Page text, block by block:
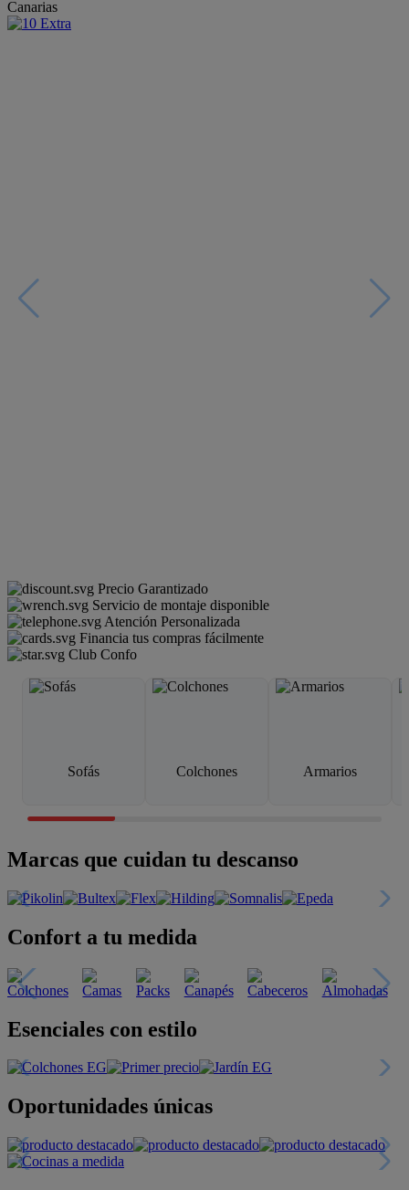
Canarias
Precio Garantizado
Servicio de montaje disponible
Atención Personalizada
Financia tus compras fácilmente
Club Confo
Sofás Colchones Armarios
Marcas que cuidan tu descanso
Confort a tu medida
Esenciales con estilo
Oportunidades únicas